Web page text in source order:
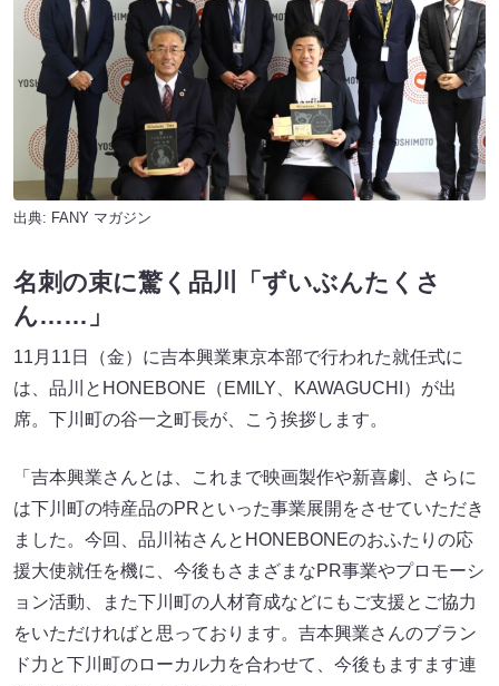
出典: FANY マガジン
名刺の束に驚く品川「ずいぶんたくさ
ん……」
11月11日（金）に吉本興業東京本部で行われた就任式に
は、品川とHONEBONE（EMILY、KAWAGUCHI）が出
席。下川町の谷一之町長が、こう挨拶します。
「吉本興業さんとは、これまで映画製作や新喜劇、さらに
は下川町の特産品のPRといった事業展開をさせていただき
ました。今回、品川祐さんとHONEBONEのおふたりの応
援大使就任を機に、今後もさまざまなPR事業やプロモーシ
ョン活動、また下川町の人材育成などにもご支援とご協力
をいただければと思っております。吉本興業さんのブラン
ド力と下川町のローカル力を合わせて、今後もますます連